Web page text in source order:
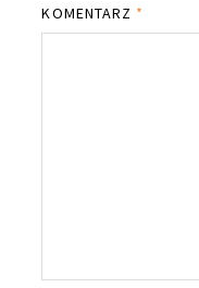
KOMENTARZ *